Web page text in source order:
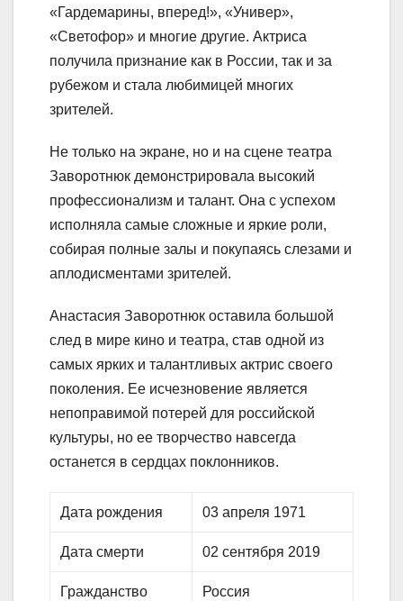
«Гардемарины, вперед!», «Универ»,
«Светофор» и многие другие. Актриса
получила признание как в России, так и за
рубежом и стала любимицей многих
зрителей.
Не только на экране, но и на сцене театра
Заворотнюк демонстрировала высокий
профессионализм и талант. Она с успехом
исполняла самые сложные и яркие роли,
собирая полные залы и покупаясь слезами и
аплодисментами зрителей.
Анастасия Заворотнюк оставила большой
след в мире кино и театра, став одной из
самых ярких и талантливых актрис своего
поколения. Ее исчезновение является
непоправимой потерей для российской
культуры, но ее творчество навсегда
останется в сердцах поклонников.
Дата рождения 03 апреля 1971
Дата смерти 02 сентября 2019
Гражданство Россия